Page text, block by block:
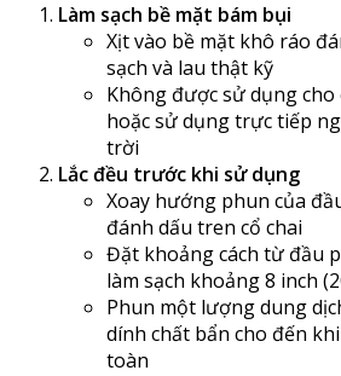
Làm sạch bề mặt bám bụi
Xịt vào bề mặt khô ráo
sạch và lau thật kỹ
Không được sử dụng cho
hoặc sử dụng trực tiếp
trời
Lắc đều trước khi sử dụng
Xoay hướng phun của
đánh dấu tren cổ chai
Đặt khoảng cách từ đầu
làm sạch khoảng 8 inch
Phun một lượng dung
dính chất bẩn cho đến
toàn